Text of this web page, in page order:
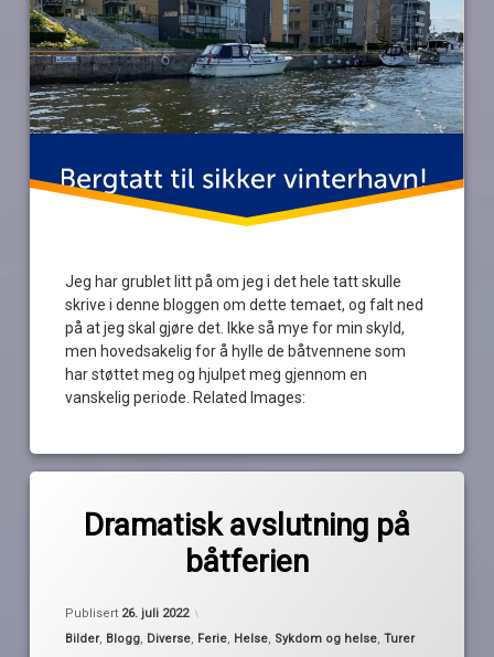
Jeg har grublet litt på om jeg i det hele tatt skulle
skrive i denne bloggen om dette temaet, og falt ned
på at jeg skal gjøre det. Ikke så mye for min skyld,
men hovedsakelig for å hylle de båtvennene som
har støttet meg og hjulpet meg gjennom en
vanskelig periode. Related Images:
Dramatisk avslutning på
båtferien
Publisert 26. juli 2022
Kategorier:
Bilder, Blogg, Diverse, Ferie, Helse, Sykdom og helse,Turer
2022
operasjon